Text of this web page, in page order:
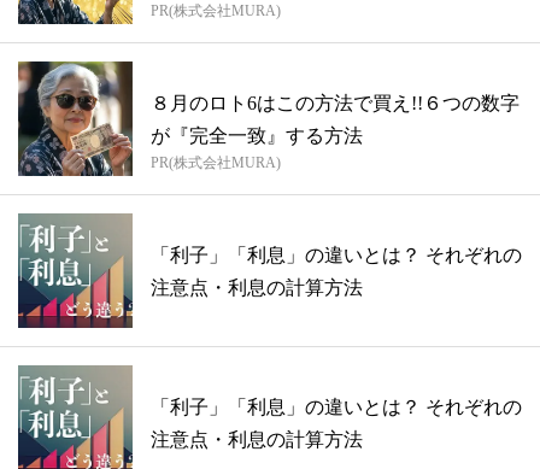
方...
PR(株式会社MURA)
８月のロト6はこの方法で買え!!６つの数字
が『完全一致』する方法
PR(株式会社MURA)
「利子」「利息」の違いとは？ それぞれの
注意点・利息の計算方法
「利子」「利息」の違いとは？ それぞれの
注意点・利息の計算方法